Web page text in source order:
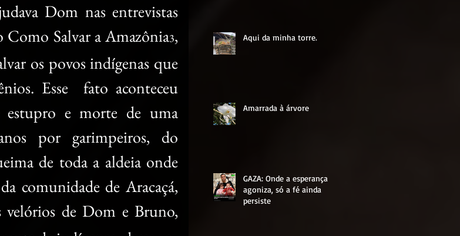
Dom nas entrevistas
Salvar a Amazônia3,
os povos indígenas que
Esse  fato aconteceu
estupro e morte de uma
por garimpeiros, do
de toda a aldeia onde
comunidade de Aracaçá,
velórios de Dom e Bruno,
Aqui da minha torre.
Amarrada à árvore
GAZA: Onde a esperança
agoniza, só a fé ainda
persiste